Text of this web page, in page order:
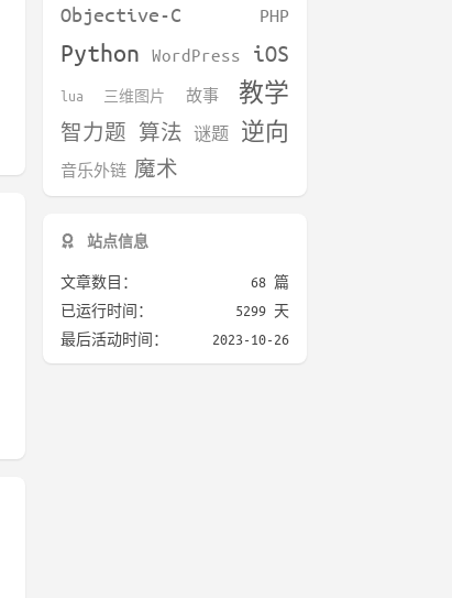
Objective-C PHP
Python WordPress iOS
lua 三维图片 故事 教学
智力题 算法 谜题 逆向
音乐外链 魔术
站点信息
文章数目：
68 篇
已运行时间：
5299 天
最后活动时间：
2023-10-26